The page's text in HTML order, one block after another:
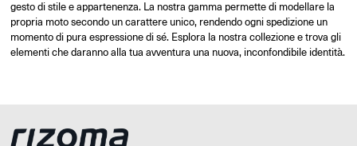
gesto di stile e appartenenza. La nostra gamma permette di modellare la
propria moto secondo un carattere unico, rendendo ogni spedizione un
momento di pura espressione di sé. Esplora la nostra collezione e trova gli
elementi che daranno alla tua avventura una nuova, inconfondibile identità.